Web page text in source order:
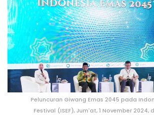
Peluncuran Giwang Emas 2045 pada
Festival (ISEF), Jum'at, 1 November 2024,